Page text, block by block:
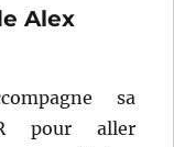
Alex
sa
pour aller